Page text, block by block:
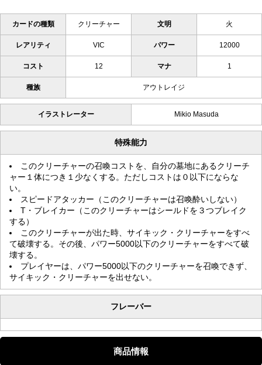
カードの種類 クリーチャー 文明 火
レアリティ VIC パワー 12000
コスト 12 マナ 1
種族 アウトレイジ
イラストレーター Mikio Masuda
特殊能力
このクリーチャーの召喚コストを、自分の墓地にあるクリーチ
ャー１体につき１少なくする。ただしコストは０以下にならな
い。
スピードアタッカー（このクリーチャーは召喚酔いしない）
T・ブレイカー（このクリーチャーはシールドを３つブレイク
する）
このクリーチャーが出た時、サイキック・クリーチャーをすべ
て破壊する。その後、パワー5000以下のクリーチャーをすべて破
壊する。
プレイヤーは、パワー5000以下のクリーチャーを召喚できず、
サイキック・クリーチャーを出せない。
フレーバー
商品情報